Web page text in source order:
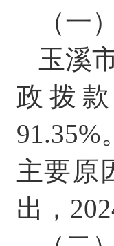
（一
玉溪
政拨
91.35%
主要原
出，